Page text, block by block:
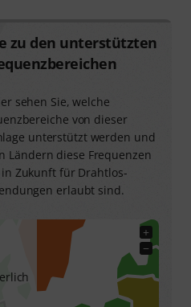
zu den unterstützten
sehen Sie, welche
von dieser
unterstützt werden und
Ländern diese Frequenzen
in Zukunft für Drahtlos-
erlaubt sind.
+
−